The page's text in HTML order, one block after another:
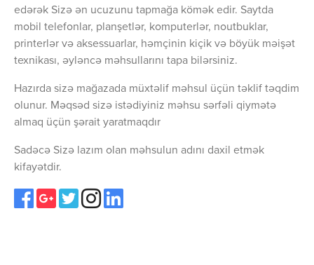
edərək Sizə ən ucuzunu tapmağa kömək edir. Saytda
mobil telefonlar, planşetlər, komputerlər, noutbuklar,
printerlər və aksessuarlar, həmçinin kiçik və böyük məişət
texnikası, əyləncə məhsullarını tapa bilərsiniz.
Hazırda sizə mağazada müxtəlif məhsul üçün təklif təqdim
olunur. Məqsəd sizə istədiyiniz məhsu sərfəli qiymətə
almaq üçün şərait yaratmaqdır
Sadəcə Sizə lazım olan məhsulun adını daxil etmək
kifayətdir.